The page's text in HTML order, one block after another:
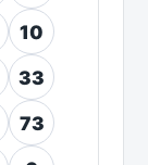
10
33
73